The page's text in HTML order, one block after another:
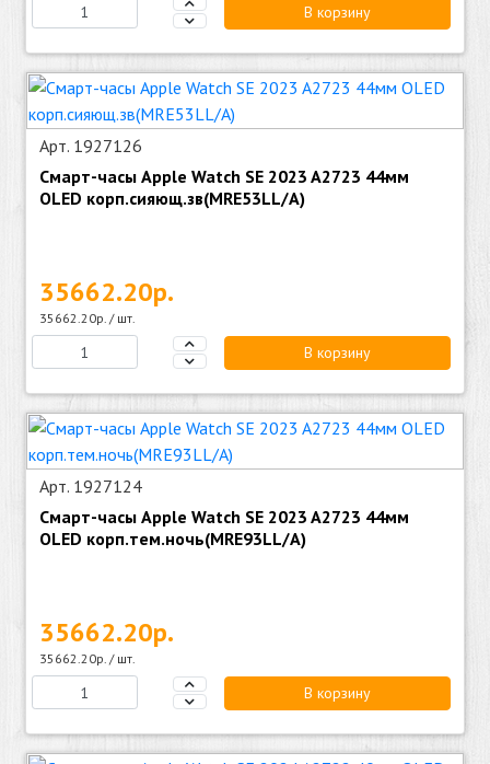
В корзину
Арт. 1927126
Смарт-часы Apple Watch SE 2023 A2723 44мм
OLED корп.сияющ.зв(MRE53LL/A)
35662.20р.
35662.20р. / шт.
В корзину
Арт. 1927124
Смарт-часы Apple Watch SE 2023 A2723 44мм
OLED корп.тем.ночь(MRE93LL/A)
35662.20р.
35662.20р. / шт.
В корзину